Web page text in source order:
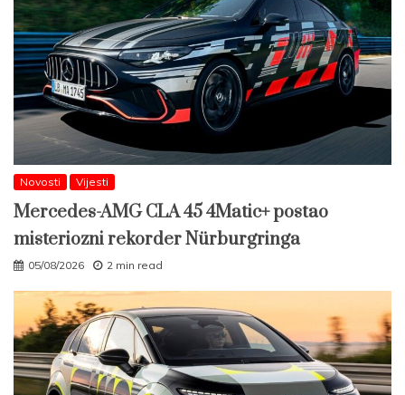
Novosti Vijesti
Mercedes-AMG CLA 45 4Matic+ postao
misteriozni rekorder Nürburgringa
05/08/2026 2 min read